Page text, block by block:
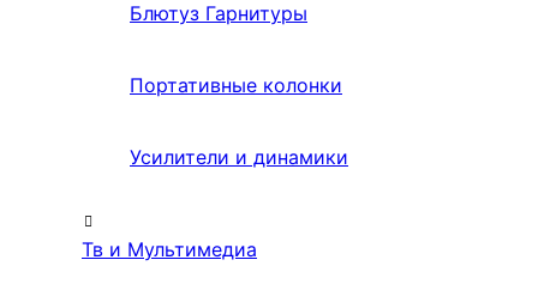
Блютуз Гарнитуры
Портативные колонки
Усилители и динамики
Тв и Мультимедиа